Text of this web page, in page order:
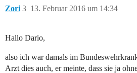
Zori 13. Februar 2016 um 14:34
3
Hallo Dario,
also ich war damals im
Arzt dies auch, er meinte, dass sie ja